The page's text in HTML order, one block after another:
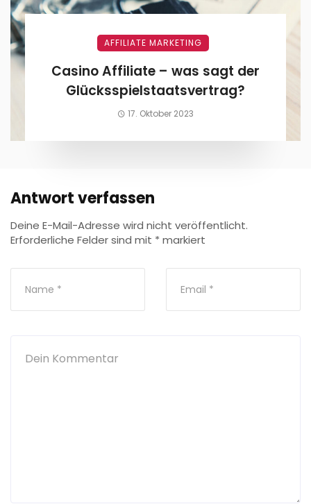
AFFILIATE MARKETING
Casino Affiliate – was sagt der
Glücksspielstaatsvertrag?
17. Oktober 2023
Antwort verfassen
Deine E-Mail-Adresse wird nicht veröffentlicht.
Erforderliche Felder sind mit * markiert